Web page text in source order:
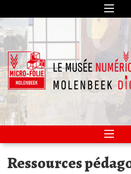
to
content
Micro-Folie
Un musée numérique – een digitaal
Ressources